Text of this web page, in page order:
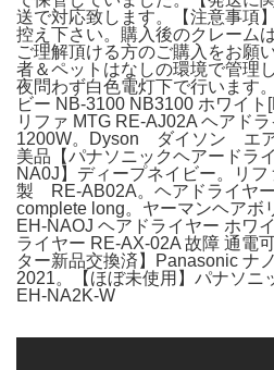
送で対応致します。【注意事項
控え下さい。購入後のクレーム
ご理解頂ける方のご購入をお願
者＆ペットはなしの環境で管理
夜問わず白色電灯下で行います
ビー NB-3100 NB3100 ホワイト
リファ MTG RE-AJ02A ヘアド
1200W。Dyson ダイソン エ
美品【パナソニックヘアードラ
NA0J】ディープネイビー。リ
製 RE-AB02A。ヘアドライヤ
complete long。ヤーマンヘアボ
EH-NAOJ ヘアドライヤー ホワ
ライヤー RE-AX-02A 故障 通電
ター新品交換済】Panasonic ナ
2021。【ほぼ未使用】パナソニ
EH-NA2K-W